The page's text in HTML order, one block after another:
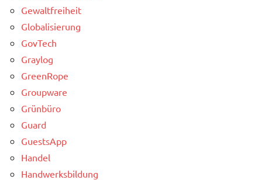
Gewaltfreiheit
Globalisierung
GovTech
Graylog
GreenRope
Groupware
Grünbüro
Guard
GuestsApp
Handel
Handwerksbildung